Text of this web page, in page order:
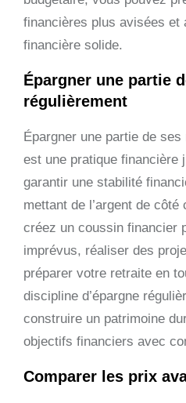
financières plus avisées et
financière solide.
Épargner une partie
régulièrement
Épargner une partie de
est une pratique financière
garantir une stabilité
mettant de l’argent de
créez un coussin financier
imprévus, réaliser des
préparer votre retraite en
discipline d’épargne
construire un patrimoine
objectifs financiers avec
Comparer les prix